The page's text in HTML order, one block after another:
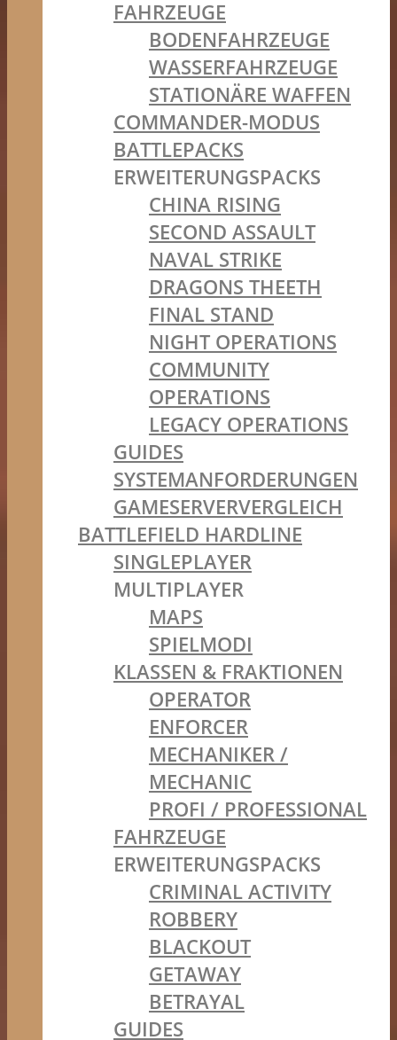
FAHRZEUGE
BODENFAHRZEUGE
WASSERFAHRZEUGE
STATIONÄRE WAFFEN
COMMANDER-MODUS
BATTLEPACKS
ERWEITERUNGSPACKS
CHINA RISING
SECOND ASSAULT
NAVAL STRIKE
DRAGONS THEETH
FINAL STAND
NIGHT OPERATIONS
COMMUNITY
OPERATIONS
LEGACY OPERATIONS
GUIDES
SYSTEMANFORDERUNGEN
GAMESERVERVERGLEICH
BATTLEFIELD HARDLINE
SINGLEPLAYER
MULTIPLAYER
MAPS
SPIELMODI
KLASSEN & FRAKTIONEN
OPERATOR
ENFORCER
MECHANIKER /
MECHANIC
PROFI / PROFESSIONAL
FAHRZEUGE
ERWEITERUNGSPACKS
CRIMINAL ACTIVITY
ROBBERY
BLACKOUT
GETAWAY
BETRAYAL
GUIDES